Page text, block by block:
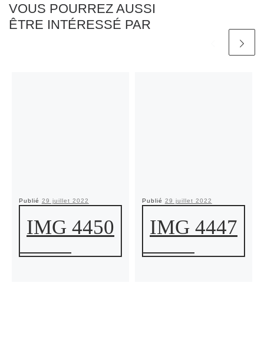
VOUS POURREZ AUSSI
ÊTRE INTÉRESSÉ PAR
Publié 29 juillet 2022
IMG 4450
Publié 29 juillet 2022
IMG 4447